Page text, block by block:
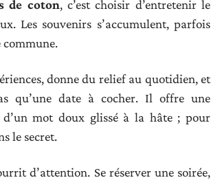
de coton, c’est choisir d’entretenir le
Les souvenirs s’accumulent, parfois
donne du relief au quotidien, et
qu’une date à cocher. Il offre une
d’un mot doux glissé à la hâte ; pour
le secret.
d’attention. Se réserver une soirée,